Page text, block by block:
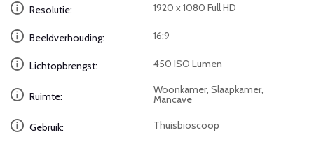
Resolutie: 1920 x 1080 Full HD
Beeldverhouding: 16:9
Lichtopbrengst: 450 ISO Lumen
Ruimte:
Woonkamer, Slaapkamer,
Mancave
Gebruik: Thuisbioscoop